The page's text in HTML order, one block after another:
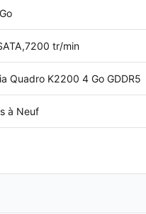
tr/min
Quadro K2200 4 Go GDDR5
à Neuf